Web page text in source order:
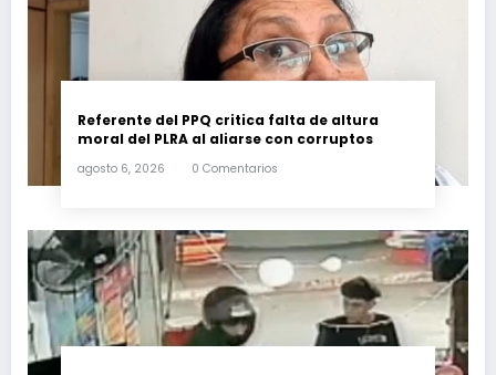
Referente del PPQ critica falta de altura
moral del PLRA al aliarse con corruptos
agosto 6, 2026 0 Comentarios